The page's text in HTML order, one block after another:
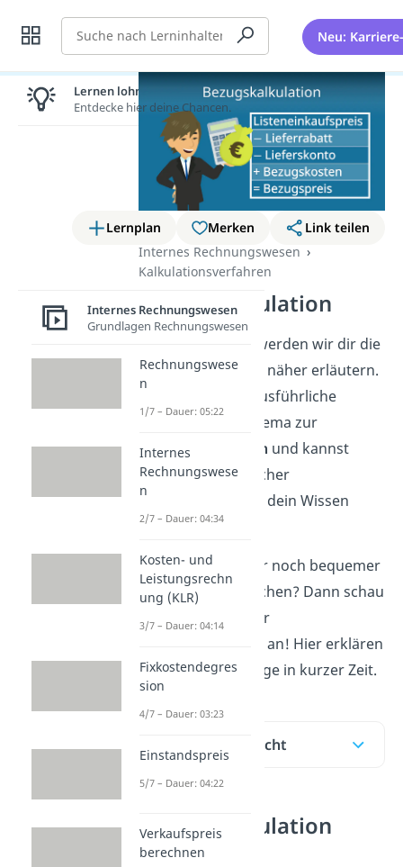
Suche Neu:
Lernplan Merken
Link teilen
Internes Rechnungswesen
Kalkulationsverfahren
Bezugskalkulation
In diesem Artikel werden wir dir die
Bezugskalkulation näher erläutern.
Du erhältst eine ausführliche
Erklärung, ein Schema zur
Bezugskalkulation und kannst
anhand anschaulicher
Beispielsaufgaben dein Wissen
gleich anwenden.
Du möchtest es dir noch bequemer
und einfacher machen? Dann schau
dir unserVideo
zur
Bezugskalkulation an! Hier erklären
wir dir alles Wichtige in kurzer Zeit.
Inhaltsübersicht
Bezugskalkulation
Definition
Lernen lohnt sich!
Entdecke hier deine Chancen.
Internes Rechnungswesen
Grundlagen Rechnungswesen
Rechnungswese
n
1/7 – Dauer: 05:22
Internes
Rechnungswese
n
2/7 – Dauer: 04:34
Kosten- und
Leistungsrechn
ung (KLR)
3/7 – Dauer: 04:14
Fixkostendegres
sion
4/7 – Dauer: 03:23
Einstandspreis
5/7 – Dauer: 04:22
Verkaufspreis
berechnen